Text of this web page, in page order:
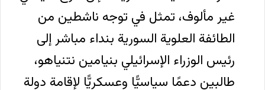
غير مألوف، تمثل في توجه ناشطين من
الطائفة العلوية السورية بنداء مباشر إلى
رئيس الوزراء الإسرائيلي بنيامين نتنياهو،
طالبين دعمًا سياسيًّا وعسكريًّا لإقامة دولة